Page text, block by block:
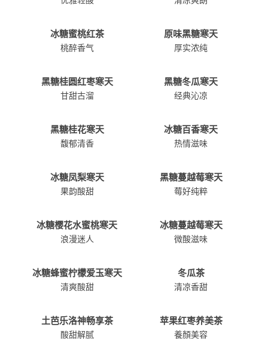
冰糖蜜桃红茶
桃醉香气
原味黑糖寒天
厚实浓纯
黑糖桂圆红枣寒天
甘甜古溜
黑糖冬瓜寒天
经典沁凉
黑糖桂花寒天
馥郁清香
冰糖百香寒天
热情滋味
冰糖凤梨寒天
果韵酸甜
黑糖蔓越莓寒天
莓好纯粹
冰糖樱花水蜜桃寒天
浪漫迷人
冰糖蔓越莓寒天
微酸滋味
冰糖蜂蜜柠檬爱玉寒天
清爽酸甜
冬瓜茶
清凉香甜
土芭乐洛神畅享茶
酸甜解腻
苹果红枣养美茶
養顏美容